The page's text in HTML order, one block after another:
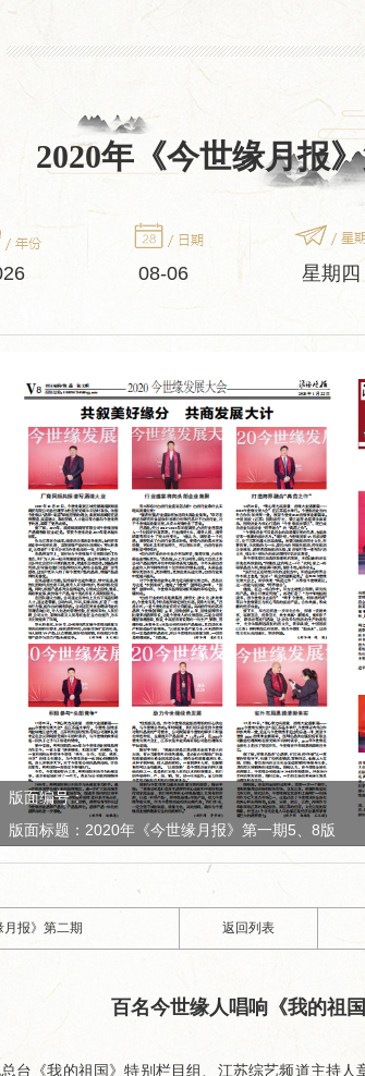
2020年《今世缘月报
08-06 星期四
版面编号
版面标题
报》第二期 返回列表
百名今世缘人唱响《我的祖国
《我的祖国》特别栏目组、江苏综艺频道主持人